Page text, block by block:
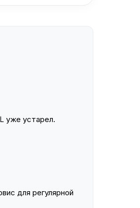
уже устарел.
для регулярной